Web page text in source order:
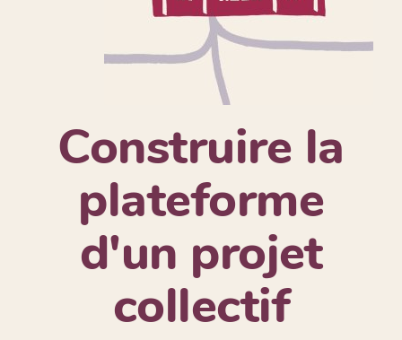
Construire la
plateforme
d'un projet
collectif